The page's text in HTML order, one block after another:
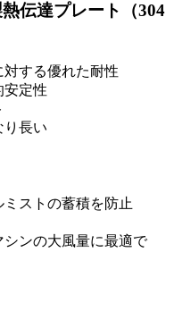
伝達プレート（304
対する優れた耐性
安定性
り長い
ストの蓄積を防止
シンの大風量に最適で